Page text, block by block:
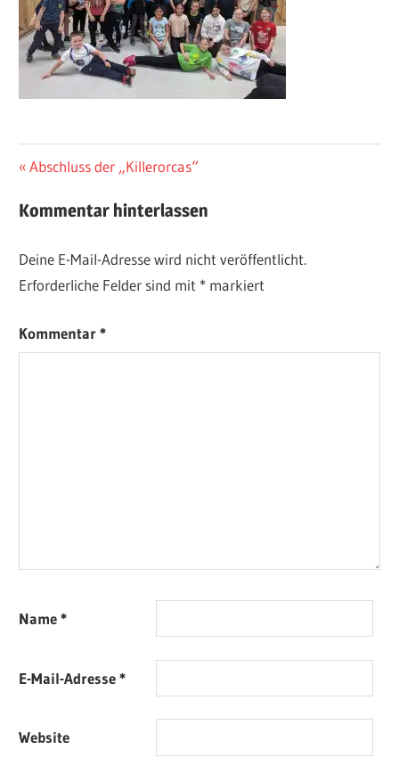
Beitragsnavigation
Vorheriger
Abschluss der „Killerorcas“
Kommentar hinterlassen
Deine E-Mail-Adresse wird nicht veröffentlicht.
Erforderliche Felder sind mit * markiert
Kommentar*
Name*
E-Mail-Adresse*
Website